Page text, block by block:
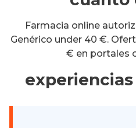
Farmacia online
Genérico under 40 €.
€ en portales